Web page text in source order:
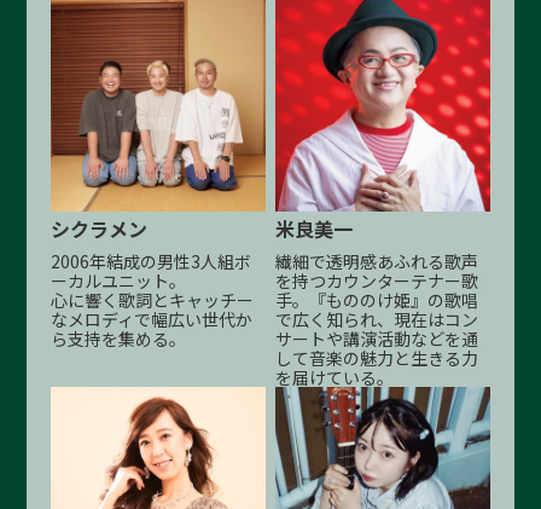
シクラメン
2006年結成の男性3人組ボ
ーカルユニット。
心に響く歌詞とキャッチー
なメロディで幅広い世代か
ら支持を集める。
米良美一
繊細で透明感あふれる歌声
を持つカウンターテナー歌
手。『もののけ姫』の歌唱
で広く知られ、現在はコン
サートや講演活動などを通
して音楽の魅力と生きる力
を届けている。